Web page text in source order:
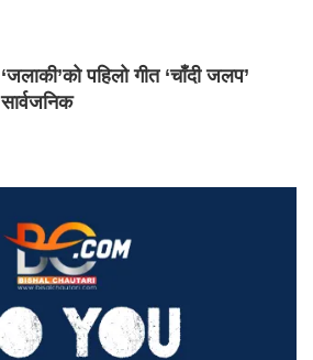
‘जलाकी’को पहिलो गीत ‘चाँदी जलप’
सार्वजनिक